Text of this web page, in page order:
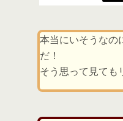
本当にいそうなの
だ！
そう思って見ても